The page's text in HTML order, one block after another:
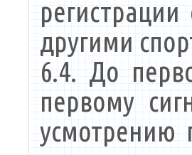
другими
6.4. До
первому
усмотрению